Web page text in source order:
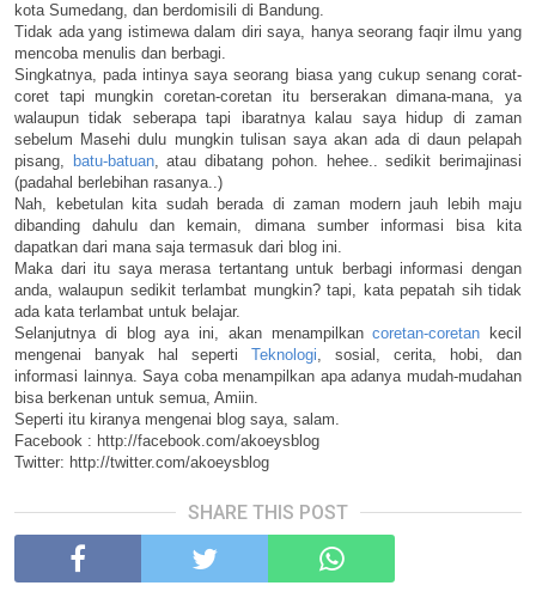
kota Sumedang, dan berdomisili di Bandung.
Tidak ada yang istimewa dalam diri saya, hanya seorang faqir ilmu yang
mencoba menulis dan berbagi.
Singkatnya, pada intinya saya seorang biasa yang cukup senang corat-
coret tapi mungkin coretan-coretan itu berserakan dimana-mana, ya
walaupun tidak seberapa tapi ibaratnya kalau saya hidup di zaman
sebelum Masehi dulu mungkin tulisan saya akan ada di daun pelapah
pisang,
batu-batuan, atau dibatang pohon. hehee.. sedikit berimajinasi
(padahal berlebihan rasanya..)
Nah, kebetulan kita sudah berada di zaman modern jauh lebih maju
dibanding dahulu dan kemain, dimana sumber informasi bisa kita
dapatkan dari mana saja termasuk dari blog ini.
Maka dari itu saya merasa tertantang untuk berbagi informasi dengan
anda, walaupun sedikit terlambat mungkin? tapi, kata pepatah sih tidak
ada kata terlambat untuk belajar.
Selanjutnya di blog aya ini, akan menampilkancoretan-coretan kecil
mengenai banyak hal seperti Teknologi, sosial, cerita, hobi, dan
informasi lainnya. Saya coba menampilkan apa adanya mudah-mudahan
bisa berkenan untuk semua, Amiin.
Seperti itu kiranya mengenai blog saya, salam.
Facebook : http://facebook.com/akoeysblog
Twitter: http://twitter.com/akoeysblog
SHARE THIS POST